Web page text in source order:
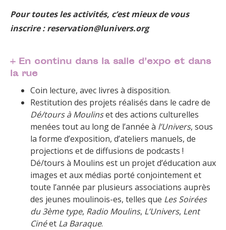
Pour toutes les activités, c’est mieux de vous
inscrire : reservation@lunivers.org
+En continu dans la salle d’expo et dans
la rue
Coin lecture, avec livres à disposition.
Restitution des projets réalisés dans le cadre de
Dé/tours à Moulinset des actions culturelles
menées tout au long de l’année à l’Univers, sous
la forme d’exposition, d’ateliers manuels, de
projections et de diffusions de podcasts !
Dé/tours à Moulins est un projet d’éducation aux
images et aux médias porté conjointement et
toute l’année par plusieurs associations auprès
des jeunes moulinois-es, telles que Les Soirées
du 3ème type, Radio Moulins, L’Univers, Lent
Cinéet La Baraque.